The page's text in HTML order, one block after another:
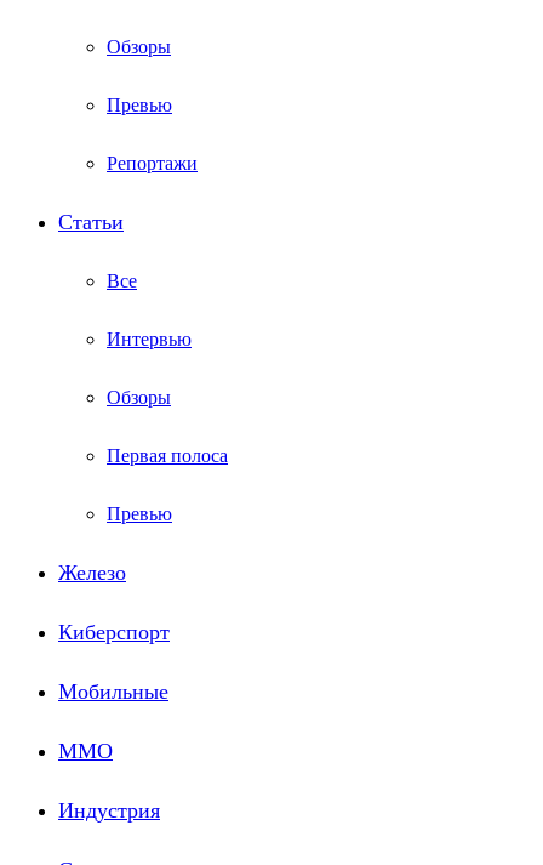
Обзоры
Превью
Репортажи
Статьи
Все
Интервью
Обзоры
Первая полоса
Превью
Железо
Киберспорт
Мобильные
ММО
Индустрия